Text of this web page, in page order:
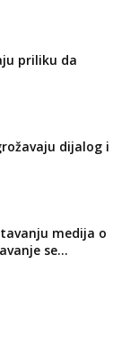
priliku da
dijalog i
medija o
se...